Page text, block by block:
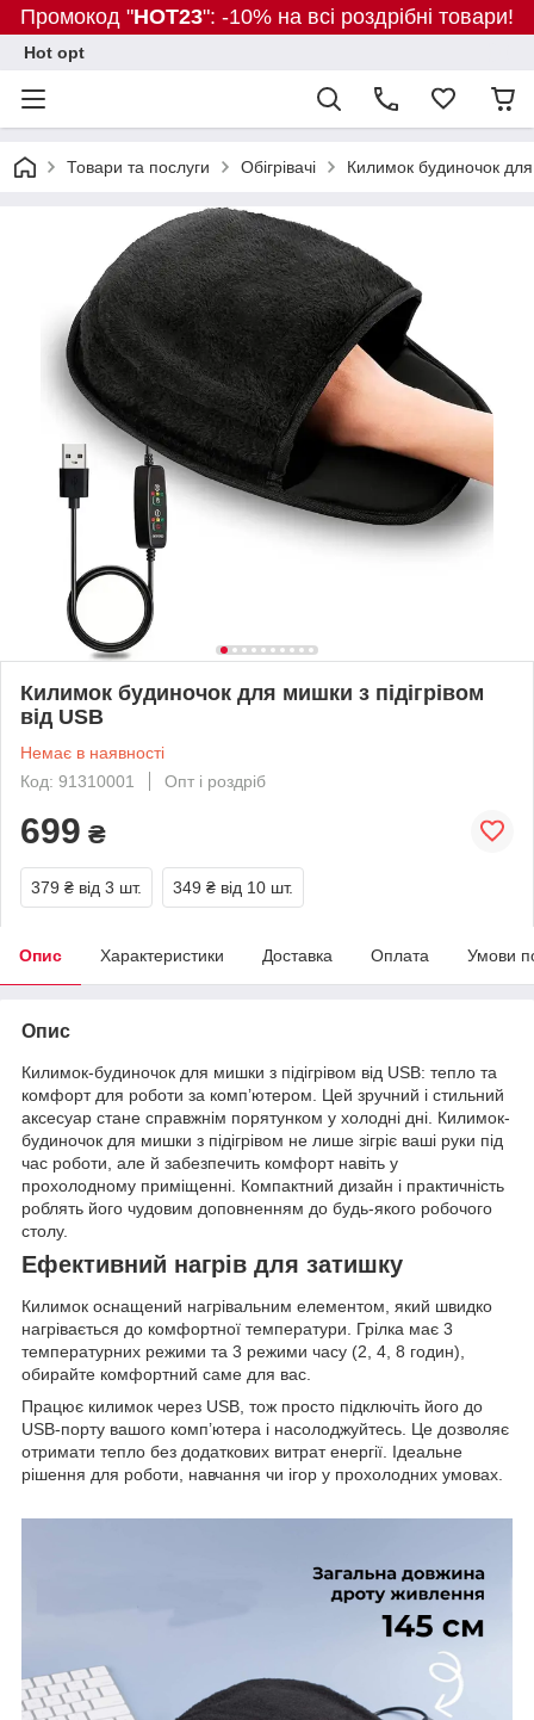
Промокод "HOT23": -10% на всі роздрібні товари!
Hot opt
Товари та послуги Обігрівачі Килимок будиночок для
Килимок будиночок для мишки з підігрівом
від USB
Немає в наявності
Код: 91310001
Опт і роздріб
699 ₴
379 ₴ від 3 шт. 349 ₴ від 10 шт.
Опис Характеристики Доставка Оплата Умови
Опис
Килимок-будиночок для мишки з підігрівом від USB: тепло та
комфорт для роботи за комп’ютером. Цей зручний і стильний
аксесуар стане справжнім порятунком у холодні дні. Килимок-
будиночок для мишки з підігрівом не лише зігріє ваші руки під
час роботи, але й забезпечить комфорт навіть у
прохолодному приміщенні. Компактний дизайн і практичність
роблять його чудовим доповненням до будь-якого робочого
столу.
Ефективний нагрів для затишку
Килимок оснащений нагрівальним елементом, який швидко
нагрівається до комфортної температури. Грілка має 3
температурних режими та 3 режими часу (2, 4, 8 годин),
обирайте комфортний саме для вас.
Працює килимок через USB, тож просто підключіть його до
USB-порту вашого комп’ютера і насолоджуйтесь. Це дозволяє
отримати тепло без додаткових витрат енергії. Ідеальне
рішення для роботи, навчання чи ігор у прохолодних умовах.